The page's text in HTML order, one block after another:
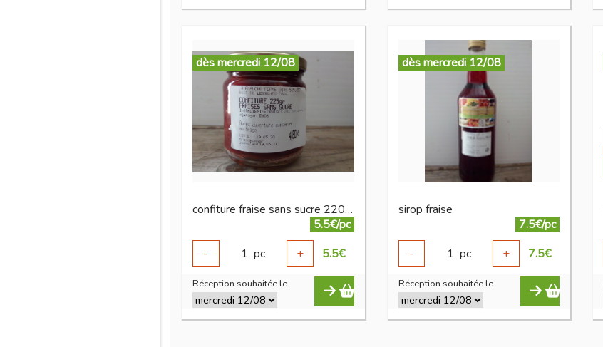
dès mercredi 12/08
confiture fraise sans sucre 220 g
5.5€/pc
-
1 pc + 5.5€
Réception souhaitée le
dès mercredi 12/08
sirop fraise
7.5€/pc
-
1 pc + 7.5€
Réception souhaitée le